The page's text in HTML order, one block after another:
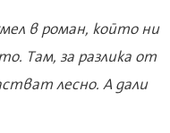
в роман, който ни
Там, за разлика от
лесно. А дали